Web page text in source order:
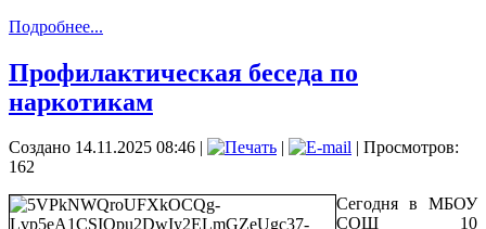
Подробнее...
Профилактическая беседа по
наркотикам
Создано 14.11.2025 08:46 | |
| Просмотров:
162
Сегодня в МБОУ
СОШ 10